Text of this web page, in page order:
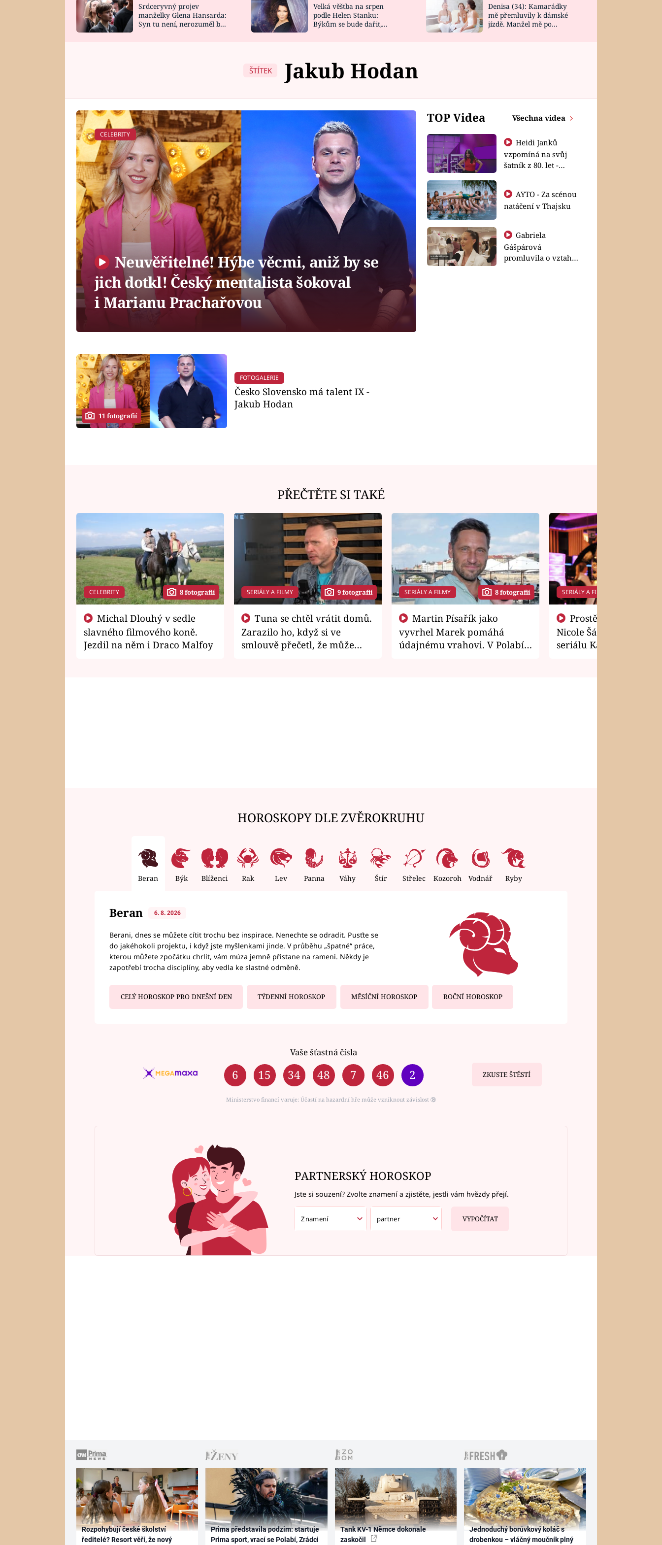
HOROSKOP NA
CELEBRITY
VAŘENÍ
NOVINKY
VIDEORECEPTY
DESIGN
Srdceryvný projev
manželky Glena Hansarda:
Syn tu není, nerozuměl by
Velká věštba na srpen
podle Helen Stanku:
Býkům se bude dařit,
Denisa (34): Kamarádky
mě přemluvily k dámské
jízdě. Manžel mě po
ŠTÍTEK Jakub Hodan
TOP Videa Všechna videa
Heidi Janků
vzpomíná na svůj
šatník z 80. let -
natáčení v Thajsku
Gabriela
Gášpárová
promluvila o vztahu
CELEBRITY
Neuvěřitelné! Hýbe věcmi, aniž by se
jich dotkl! Český mentalista šokoval
i Marianu Prachařovou
11 fotografií
FOTOGALERIE
Česko Slovensko má talent IX -
Jakub Hodan
PŘEČTĚTE SI TAKÉ
CELEBRITY 8 fotografií
slavného filmového koně.
Jezdil na něm i Draco Malfoy
SERIÁLY A FILMY 9 fotografií
Zarazilo ho, když si ve
smlouvě přečetl, že může
SERIÁLY A FILMY 8 fotografií
vyvrhel Marek pomáhá
údajnému vrahovi. V Polabí
SERIÁLY A FILMY
Nicole Šáchová získala
seriálu Kamarádi
HOROSKOPY DLE ZVĚROKRUHU
Beran Býk Blíženci Rak Lev Panna Váhy Štír Střelec Kozoroh Vodnář Ryby
Beran 6. 8. 2026
Berani, dnes se můžete cítit trochu bez inspirace. Nenechte se odradit. Pusťte se
do jakéhokoli projektu, i když jste myšlenkami jinde. V průběhu „špatné“ práce,
kterou můžete zpočátku chrlit, vám múza jemně přistane na rameni. Někdy je
zapotřebí trocha disciplíny, aby vedla ke slastné odměně.
CELÝ HOROSKOP PRO DNEŠNÍ DEN TÝDENNÍ HOROSKOP MĚSÍČNÍ HOROSKOP ROČNÍ HOROSKOP
Vaše šťastná čísla
6 15 34 48 7 46 2 ZKUSTE ŠTĚSTÍ
Ministerstvo financí varuje: Účastí na hazardní hře může vzniknout závislost ⑱
PARTNERSKÝ HOROSKOP
Jste si souzení? Zvolte znamení a zjistěte, jestli vám hvězdy přejí.
VYPOČÍTAT
Rozpohybují české školství
ředitelé? Resort věří, že nový
Prima představila podzim: startuje
Prima sport, vrací se Polabí, Zrádci
Tank KV-1 Němce dokonale
zaskočil
Jednoduchý borůvkový koláč s
drobenkou – vláčný moučník plný